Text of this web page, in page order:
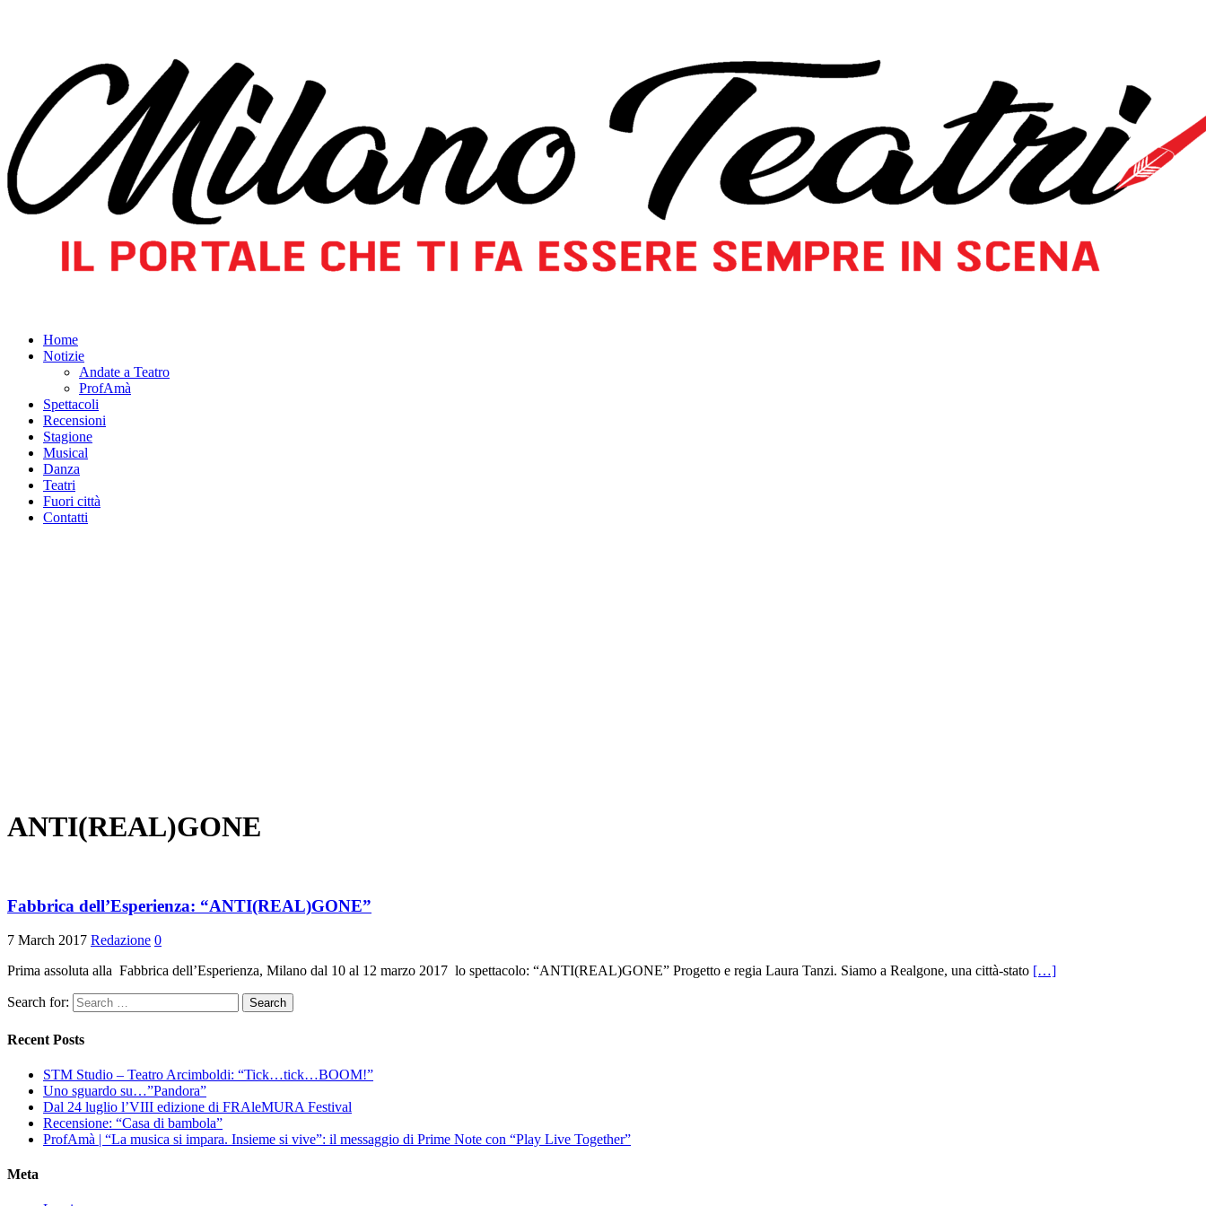
Home
Notizie
Andate a Teatro
ProfAmà
Spettacoli
Recensioni
Stagione
Musical
Danza
Teatri
Fuori città
Contatti
ANTI(REAL)GONE
Fabbrica dell’Esperienza: “ANTI(REAL)GONE”
7 March 2017 Redazione 0
Prima assoluta alla Fabbrica dell’Esperienza, Milano dal 10 al 12 marzo 2017 lo spettacolo: “ANTI(REAL)GONE” Progetto e regia Laura Tanzi. Siamo a Realgone, una città-stato […]
Search for:
Recent Posts
STM Studio – Teatro Arcimboldi: “Tick…tick…BOOM!”
Uno sguardo su…”Pandora”
Dal 24 luglio l’VIII edizione di FRAleMURA Festival
Recensione: “Casa di bambola”
ProfAmà | “La musica si impara. Insieme si vive”: il messaggio di Prime Note con “Play Live Together”
Meta